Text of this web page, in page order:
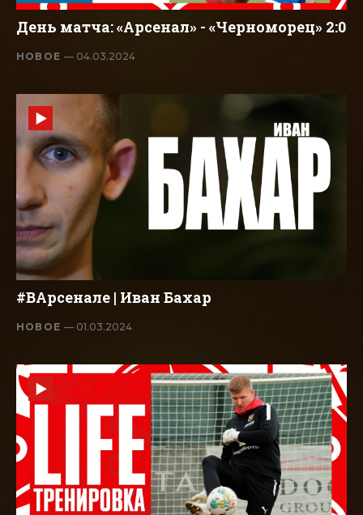
День матча: «Арсенал» - «Черноморец» 2:0
НОВОЕ— 04.03.2024
#ВАрсенале | Иван Бахар
НОВОЕ— 01.03.2024